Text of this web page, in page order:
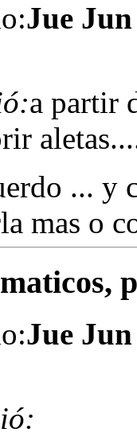
Jue
a partir
... y
mas o
Jue